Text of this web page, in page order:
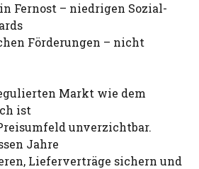
Fernost – niedrigen Sozial-
Förderungen – nicht
Markt wie dem
ist
unverzichtbar.
Jahre
Lieferverträge sichern und